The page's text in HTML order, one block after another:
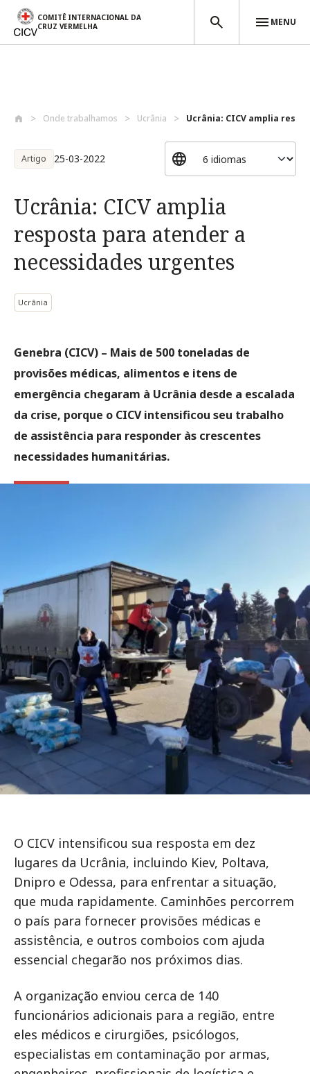
COMITÊ INTERNACIONAL DA
CRUZ VERMELHA
MENU
Onde trabalhamos Ucrânia Ucrânia: CICV amplia
Artigo 25-03-2022
Ucrânia: CICV amplia
resposta para atender a
necessidades urgentes
Ucrânia
Genebra (CICV) – Mais de 500 toneladas de
provisões médicas, alimentos e itens de
emergência chegaram à Ucrânia desde a escalada
da crise, porque o CICV intensificou seu trabalho
de assistência para responder às crescentes
necessidades humanitárias.
O CICV intensificou sua resposta em dez
lugares da Ucrânia, incluindo Kiev, Poltava,
Dnipro e Odessa, para enfrentar a situação,
que muda rapidamente. Caminhões percorrem
o país para fornecer provisões médicas e
assistência, e outros comboios com ajuda
essencial chegarão nos próximos dias.
A organização enviou cerca de 140
funcionários adicionais para a região, entre
eles médicos e cirurgiões, psicólogos,
especialistas em contaminação por armas,